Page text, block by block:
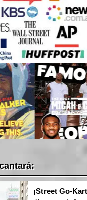
¡Street Go-